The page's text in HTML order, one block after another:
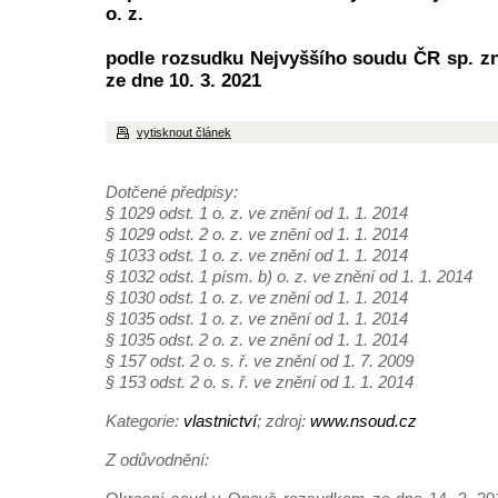
o. z.
podle rozsudku Nejvyššího soudu ČR sp.
ze dne 10. 3. 2021
vytisknout článek
Dotčené předpisy:
§ 1029 odst. 1 o. z. ve znění od 1. 1. 2014
§ 1029 odst. 2 o. z. ve znění od 1. 1. 2014
§ 1033 odst. 1 o. z. ve znění od 1. 1. 2014
§ 1032 odst. 1 písm. b) o. z. ve znění od 1. 1. 2014
§ 1030 odst. 1 o. z. ve znění od 1. 1. 2014
§ 1035 odst. 1 o. z. ve znění od 1. 1. 2014
§ 1035 odst. 2 o. z. ve znění od 1. 1. 2014
§ 157 odst. 2 o. s. ř. ve znění od 1. 7. 2009
§ 153 odst. 2 o. s. ř. ve znění od 1. 1. 2014
Kategorie: vlastnictví; zdroj: www.nsoud.cz
Z odůvodnění: